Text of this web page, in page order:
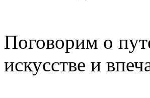
Поговорим о
искусстве и